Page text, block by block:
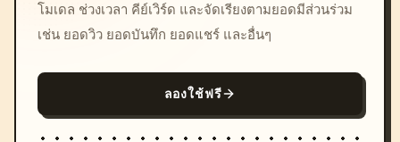
โมเดล ช่วงเวลา คีย์เวิร์ด และจัดเรียงตามยอดมีส่วนร่วม
เช่น ยอดวิว ยอดบันทึก ยอดแชร์ และอื่นๆ
ลองใช้ฟรี